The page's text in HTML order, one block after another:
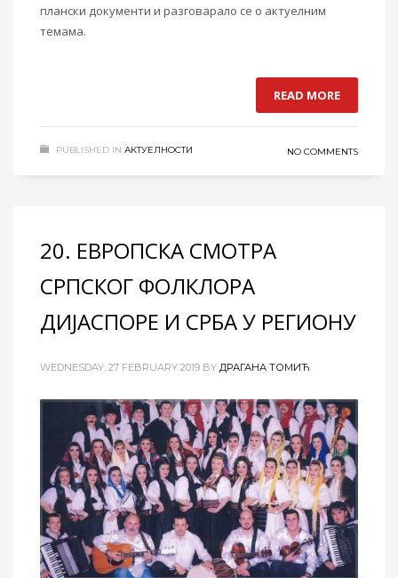
плански документи и разговарало се о актуелним
темама.
READ MORE
PUBLISHED IN АКТУЕЛНОСТИ NO COMMENTS
20. ЕВРОПСКА СМОТРА
СРПСКОГ ФОЛКЛОРА
ДИЈАСПОРЕ И СРБА У РЕГИОНУ
WEDNESDAY, 27 FEBRUARY 2019 BY ДРАГАНА ТОМИЋ